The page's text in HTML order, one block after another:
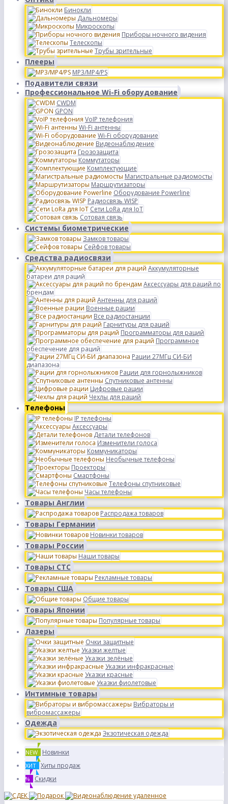
Бинокли
Дальномеры
Микроскопы
Приборы ночного видения
Телескопы
Трубы зрительные
Плееры
MP3/MP4/PS
Подавители связи
Профессиональное Wi-Fi оборудование
CWDM
GPON
VoIP телефония
Wi-Fi антенны
Wi-Fi оборудование
Видеонаблюдение
Грозозащита
Коммутаторы
Комплектующие
Магистральные радиомосты
Маршрутизаторы
Оборудование Powerline
Радиосвязь WISP
Сети LoRa для IoT
Сотовая связь
Системы биометрические
Замков товары
Сейфов товары
Средства радиосвязи
Аккумуляторные
батареи для раций
Аксессуары для раций по
брендам
Антенны для раций
Военные рации
Все радиостанции
Гарнитуры для раций
Программаторы для раций
Программное
обеспечение для раций
Рации 27МГц СИ-БИ
диапазона
Рации для горнолыжников
Спутниковые антенны
Цифровые рации
Чехлы для раций
Телефоны
IP телефоны
Аксессуары
Детали телефонов
Изменители голоса
Коммуникаторы
Необычные телефоны
Проекторы
Смартфоны
Телефоны спутниковые
Часы телефоны
Товары Англии
Распродажа товаров
Товары Германии
Новинки товаров
Товары России
Наши товары
Товары СТС
Рекламные товары
Товары США
Общие товары
Товары Японии
Популярные товары
Лазеры
Очки защитные
Указки желтые
Указки зелёные
Указки инфракрасные
Указки красные
Указки фиолетовые
Интимные товары
Вибраторы и
вибромассажеры
Одежда
Экзотическая одежда
NEW Новинки
ХИТ Хиты продаж
% Скидки